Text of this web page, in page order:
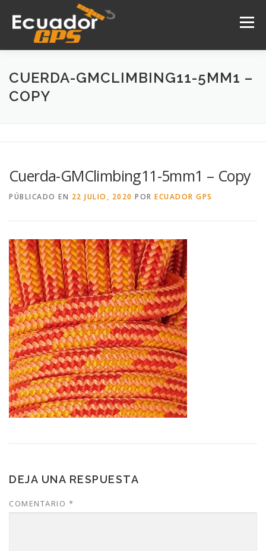
contenido
Menú
INICIO NOSOTROS PRODUCTOS
CUERDA-GMCLIMBING11-5MM1 –
COPY
Cuerda-GMClimbing11-5mm1 – Copy
PÚBLICADO EN 22 JULIO, 2020 POR ECUADOR GPS
DEJA UNA RESPUESTA
COMENTARIO *